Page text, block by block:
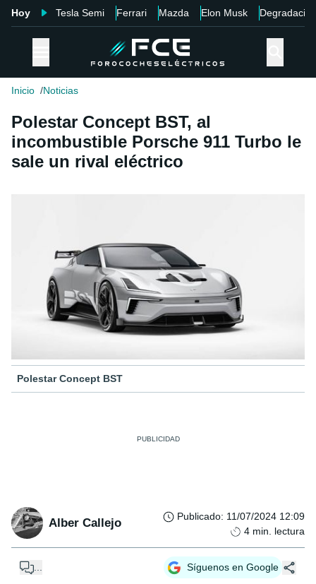
Hoy Tesla Semi Ferrari Mazda Elon Musk Degradación
Inicio Noticias
Polestar Concept BST, al
incombustible Porsche 911 Turbo le
sale un rival eléctrico
Polestar Concept BST
Alber Callejo Publicado: 11/07/2024 12:09
4 min. lectura
... Síguenos en Google